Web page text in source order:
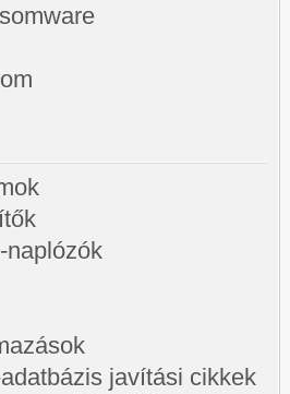
naplózók
javítási cikkek